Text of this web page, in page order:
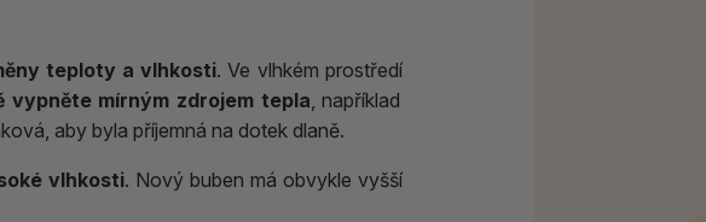
teploty a vlhkosti. Ve vlhkém prostředí
vypněte mírným zdrojem tepla, například
aby byla příjemná na dotek dlaně.
vlhkosti. Nový buben má obvykle vyšší